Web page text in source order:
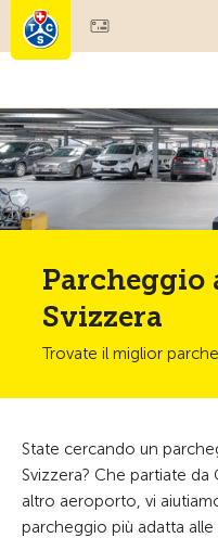
Societariato & prestazioni
Test, sicurezza & salute
Parcheggio
Svizzera
Trovate il miglior
State cercando un
Svizzera? Che partiate da
altro aeroporto, vi
parcheggio più adatta